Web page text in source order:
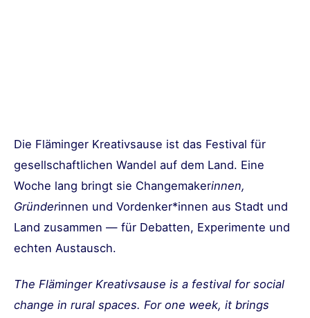
Die Fläminger Kreativsause ist das Festival für
gesellschaftlichen Wandel auf dem Land. Eine
Woche lang bringt sie Changemakerinnen,
Gründerinnen und Vordenker*innen aus Stadt und
Land zusammen — für Debatten, Experimente und
echten Austausch.
The Fläminger Kreativsause is a festival for social
change in rural spaces. For one week, it brings